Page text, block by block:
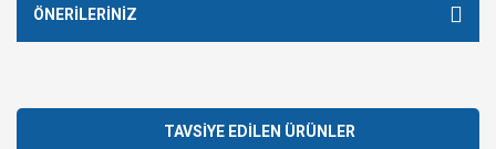
ÖNERILERINIZ
TAVSİYE EDİLEN ÜRÜNLER